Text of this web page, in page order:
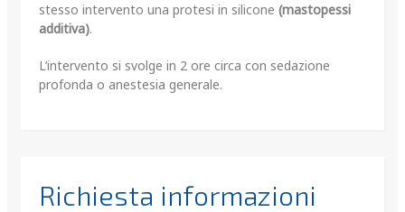
stesso intervento una protesi in silicone (mastopessi
additiva).
L’intervento si svolge in 2 ore circa con sedazione
profonda o anestesia generale.
Richiesta informazioni